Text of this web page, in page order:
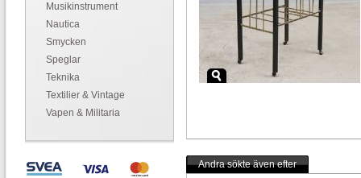
Musikinstrument
Nautica
Smycken
Speglar
Teknika
Textilier & Vintage
Vapen & Militaria
Andra sökte även efter